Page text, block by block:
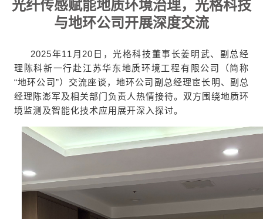
光纤传感赋能地质环境治理，光格科技
与地环公司开展深度交流
2025年11月20日，光格科技董事长姜明武、副总经
理陈科新一行赴江苏华东地质环境工程有限公司（简称
“地环公司”）交流座谈，地环公司副总经理宦长明、副总
经理陈澎军及相关部门负责人热情接待。双方围绕地质环
境监测及智能化技术应用展开深入探讨。